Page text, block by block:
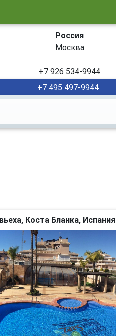
Россия
Москва
+7 926 534-9944
+7 495 497-9944
Коста Бланка, Испания